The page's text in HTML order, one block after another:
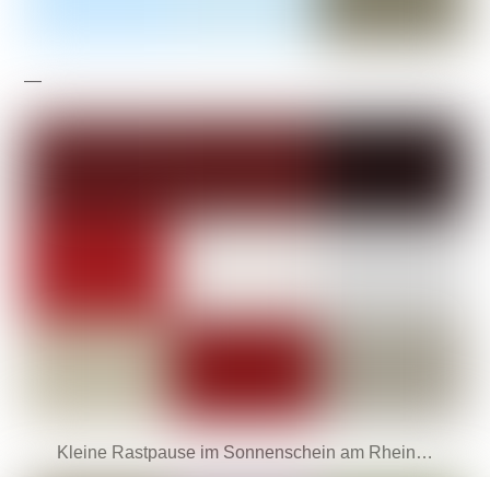
—
Kleine Rastpause im Sonnenschein am Rhein…